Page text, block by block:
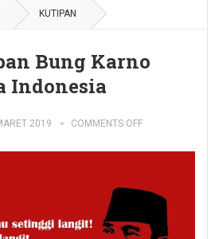
KUTIPAN
Bung Karno
Indonesia
2019 COMMENTS OFF